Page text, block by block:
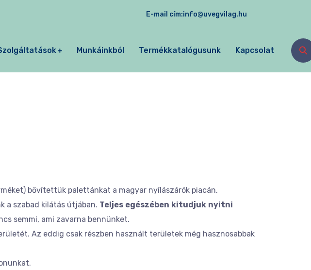
E-mail cím:info@uvegvilag.hu
Munkáinkból Termékkatalógusunk Kapcsolat
bővítettük palettánkat a magyar nyílászárók piacán.
a szabad kilátás útjában. Teljes egészében kitudjuk nyitni
semmi, ami zavarna bennünket.
Az eddig csak részben használt területek még hasznosabbak